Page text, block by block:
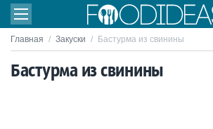
Главная / Закуски / Бастурма из свинины
Бастурма из свинины